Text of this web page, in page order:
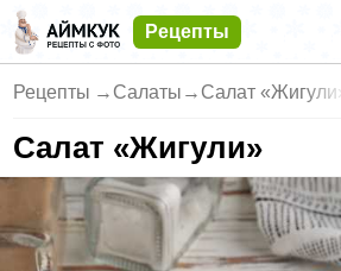
Рецепты
Рецепты → Салаты → Салат «Жигули»
Салат «Жигули»